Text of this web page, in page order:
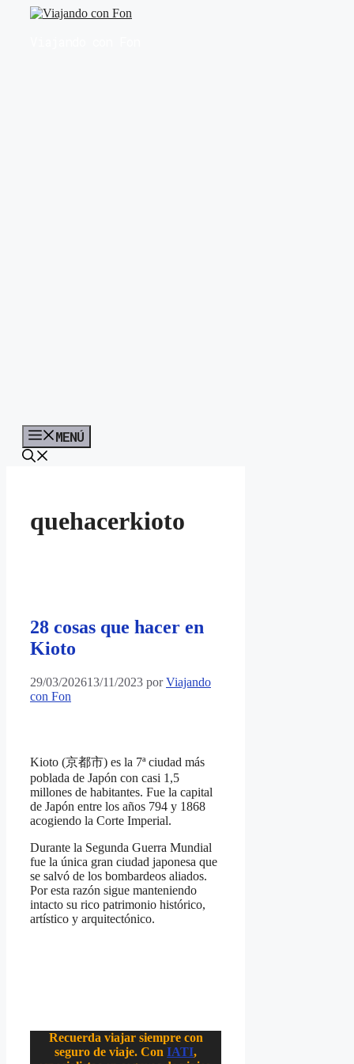
Saltar
MENÚ
quehacerkioto
28 cosas que hacer en
Kioto
29/03/202613/11/2023 porViajando
con Fon
Kioto (京都市) es la 7ª ciudad más
poblada de Japón con casi 1,5
millones de habitantes. Fue la capital
de Japón entre los años 794 y 1868
acogiendo la Corte Imperial.
Durante la Segunda Guerra Mundial
fue la única gran ciudad japonesa que
se salvó de los bombardeos aliados.
Por esta razón sigue manteniendo
intacto su rico patrimonio histórico,
artístico y arquitectónico.
Recuerda viajar siempre con
seguro de viaje. ConIATI,